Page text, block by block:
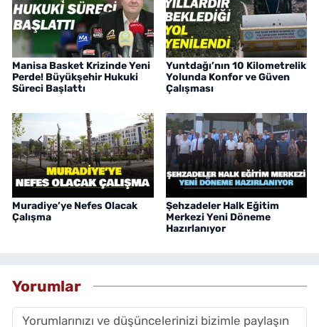
Manisa Basket Krizinde Yeni
Perde! Büyükşehir Hukuki
Süreci Başlattı
Yuntdağı’nın 10 Kilometrelik
Yolunda Konfor ve Güven
Çalışması
Muradiye’ye Nefes Olacak
Çalışma
Şehzadeler Halk Eğitim
Merkezi Yeni Döneme
Hazırlanıyor
Yorumlar